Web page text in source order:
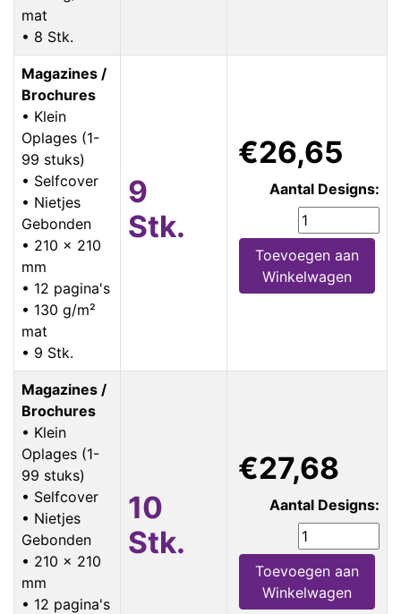
mat
• 8 Stk.
Magazines /
Brochures
• Klein
Oplages (1-
99 stuks)
• Selfcover
• Nietjes
Gebonden
• 210 x 210
mm
• 12 pagina's
• 130 g/m²
mat
• 9 Stk.
9
Stk.
€26,65
Aantal Designs:
Toevoegen aan
Winkelwagen
Magazines /
Brochures
• Klein
Oplages (1-
99 stuks)
• Selfcover
• Nietjes
Gebonden
• 210 x 210
mm
• 12 pagina's
10
Stk.
€27,68
Aantal Designs:
Toevoegen aan
Winkelwagen